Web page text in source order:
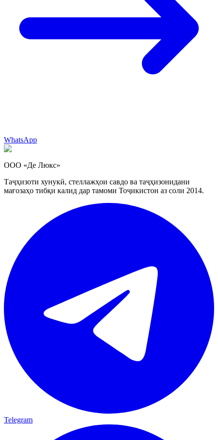
WhatsApp
ООО «Де Люкс»
Таҷҳизоти хунукӣ, стеллажҳои савдо ва таҷҳизонидани
мағозаҳо тибқи калид дар тамоми Тоҷикистон аз соли 2014.
Telegram